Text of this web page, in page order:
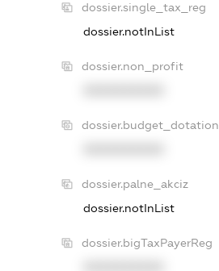
dossier.single_tax_reg
dossier.notInList
dossier.non_profit
dossier.budget_dotation
dossier.palne_akciz
dossier.notInList
dossier.bigTaxPayerReg